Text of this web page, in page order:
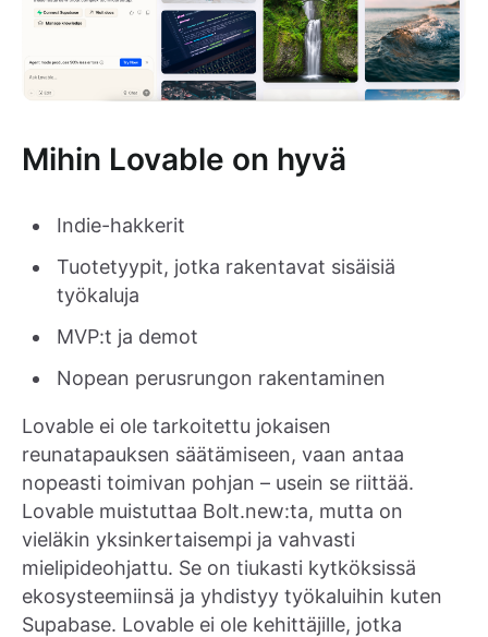
Mihin Lovable on hyvä
Indie-hakkerit
Tuotetyypit, jotka rakentavat sisäisiä
työkaluja
MVP:t ja demot
Nopean perusrungon rakentaminen
Lovable ei ole tarkoitettu jokaisen
reunatapauksen säätämiseen, vaan antaa
nopeasti toimivan pohjan – usein se riittää.
Lovable muistuttaa Bolt.new:ta, mutta on
vieläkin yksinkertaisempi ja vahvasti
mielipideohjattu. Se on tiukasti kytköksissä
ekosysteemiinsä ja yhdistyy työkaluihin kuten
Supabase. Lovable ei ole kehittäjille, jotka